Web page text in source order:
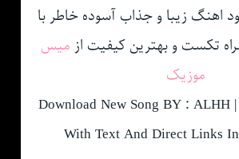
اهنگ زیبا و جذاب آسوده خاطر با
تکست و بهترین کیفیت از میس
موزیک
Download New Song BY : ALHH
With Text And Direct Links